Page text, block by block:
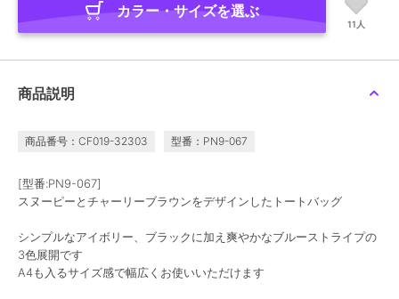
カラー・サイズを選ぶ
11人
商品説明
商品番号：CF019-32303 型番：PN9-067
[型番:PN9-067]
スヌーピーとチャーリーブラウンをデザインしたトートバッグ
シンプルなアイボリー、ブラックに加え爽やかなブルーストライプの
3色展開です
A4も入るサイズ感で幅広くお使いいただけます